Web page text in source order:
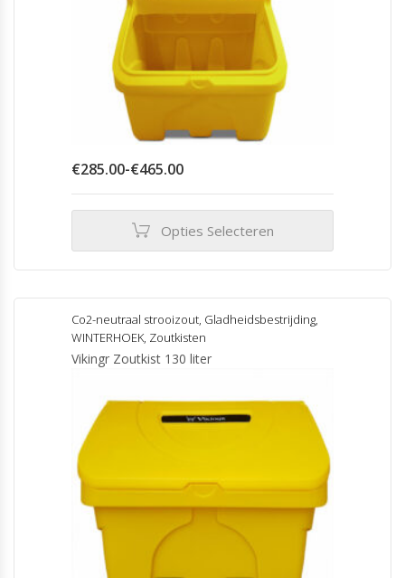
€285.00-€465.00Prijsklasse:
€465.00
Opties Selecteren
heeft
meerdere
variaties.
Deze
optie
gekozen
worden
op
de
productpagina
Co2-neutraal strooizout, Gladheidsbestrijding,
WINTERHOEK, Zoutkisten
Vikingr Zoutkist 130 liter